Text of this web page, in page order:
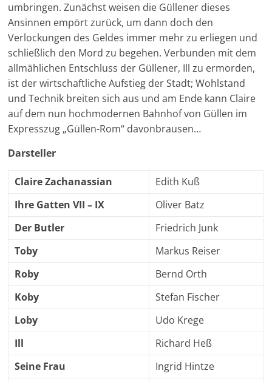
umbringen. Zunächst weisen die Güllener dieses
Ansinnen empört zurück, um dann doch den
Verlockungen des Geldes immer mehr zu erliegen und
schließlich den Mord zu begehen. Verbunden mit dem
allmählichen Entschluss der Güllener, Ill zu ermorden,
ist der wirtschaftliche Aufstieg der Stadt; Wohlstand
und Technik breiten sich aus und am Ende kann Claire
auf dem nun hochmodernen Bahnhof von Güllen im
Expresszug „Güllen-Rom“ davonbrausen…
Darsteller
Claire Zachanassian
Edith Kuß
Ihre Gatten VII – IX
Oliver Batz
Der Butler
Friedrich Junk
Toby
Markus Reiser
Roby
Bernd Orth
Koby
Stefan Fischer
Loby
Udo Krege
Ill
Richard Heß
Seine Frau
Ingrid Hintze